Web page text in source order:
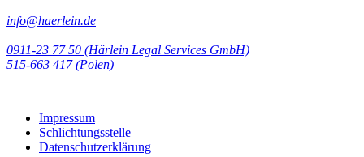
info@haerlein.de
0911-23 77 50 (Härlein Legal Services GmbH)
‭515-663 417 (Polen)‬‬‬
Impressum
Schlichtungsstelle
Datenschutzerklärung